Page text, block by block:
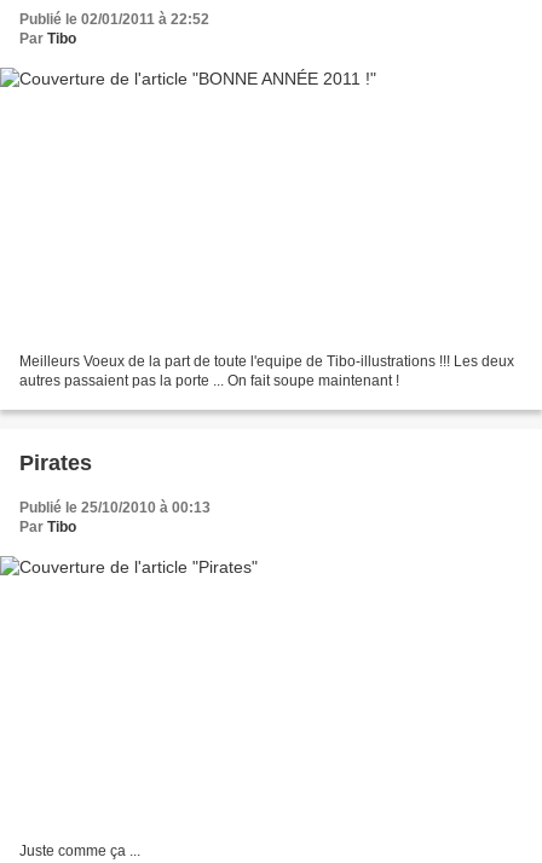
Publié le 02/01/2011 à 22:52
Par Tibo
Meilleurs Voeux de la part de toute l'equipe de Tibo-illustrations !!! Les deux
autres passaient pas la porte ... On fait soupe maintenant !
Pirates
Publié le 25/10/2010 à 00:13
Par Tibo
Juste comme ça ...